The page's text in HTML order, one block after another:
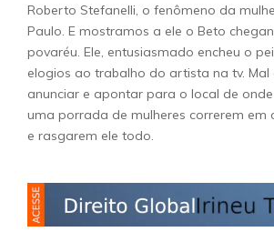
Roberto Stefanelli, o fenômeno da
Paulo. E mostramos a ele o Beto
povaréu. Ele, entusiasmado encheu o
elogios ao trabalho do artista na tv. Mal
anunciar e apontar para o local de
uma porrada de mulheres correrem em
e rasgarem ele todo.